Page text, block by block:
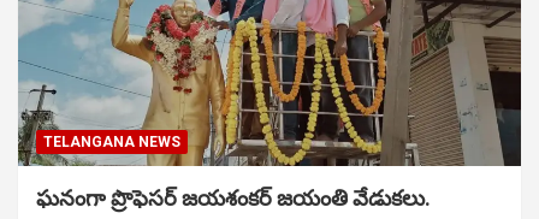
TELANGANA NEWS
ఘనంగా ప్రొఫెసర్ జయశంకర్ జయంతి వేడుకలు.